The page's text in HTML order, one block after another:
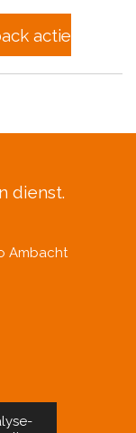
actie
dienst.
Ambacht